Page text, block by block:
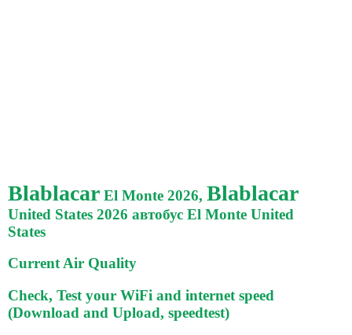
Blablacar El Monte 2026, Blablacar
United States 2026 автобус El Monte United
States
Current Air Quality
Check, Test your WiFi and internet speed
(Download and Upload, speedtest)